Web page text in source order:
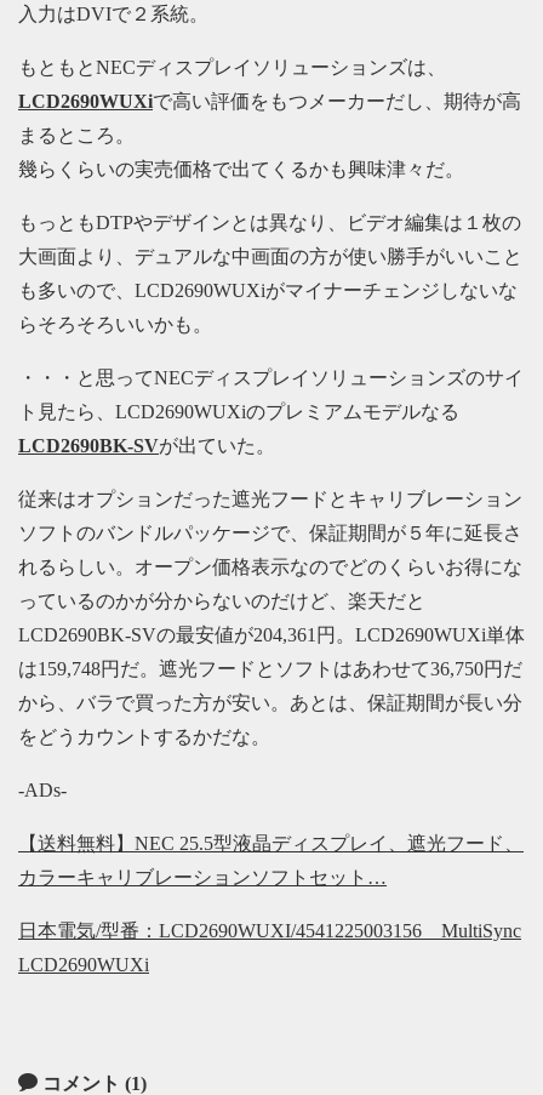
入力はDVIで２系統。
もともとNECディスプレイソリューションズは、
LCD2690WUXiで高い評価をもつメーカーだし、期待が高
まるところ。
幾らくらいの実売価格で出てくるかも興味津々だ。
もっともDTPやデザインとは異なり、ビデオ編集は１枚の
大画面より、デュアルな中画面の方が使い勝手がいいこと
も多いので、LCD2690WUXiがマイナーチェンジしないな
らそろそろいいかも。
・・・と思ってNECディスプレイソリューションズのサイ
ト見たら、LCD2690WUXiのプレミアムモデルなる
LCD2690BK-SVが出ていた。
従来はオプションだった遮光フードとキャリブレーション
ソフトのバンドルパッケージで、保証期間が５年に延長さ
れるらしい。オープン価格表示なのでどのくらいお得にな
っているのかが分からないのだけど、楽天だと
LCD2690BK-SVの最安値が204,361円。LCD2690WUXi単体
は159,748円だ。遮光フードとソフトはあわせて36,750円だ
から、バラで買った方が安い。あとは、保証期間が長い分
をどうカウントするかだな。
-ADs-
【送料無料】NEC 25.5型液晶ディスプレイ、遮光フード、
カラーキャリブレーションソフトセット…
日本電気/型番：LCD2690WUXI/4541225003156 MultiSync
LCD2690WUXi
コメント (1)